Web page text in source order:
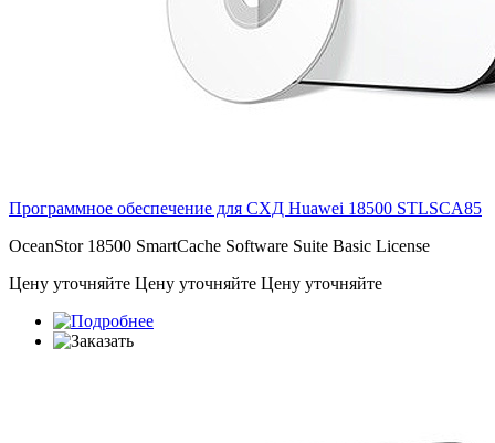
Программное обеспечение для СХД Huawei 18500 STLSCA85
OceanStor 18500 SmartCache Software Suite Basic License
Цену уточняйте Цену уточняйте Цену уточняйте